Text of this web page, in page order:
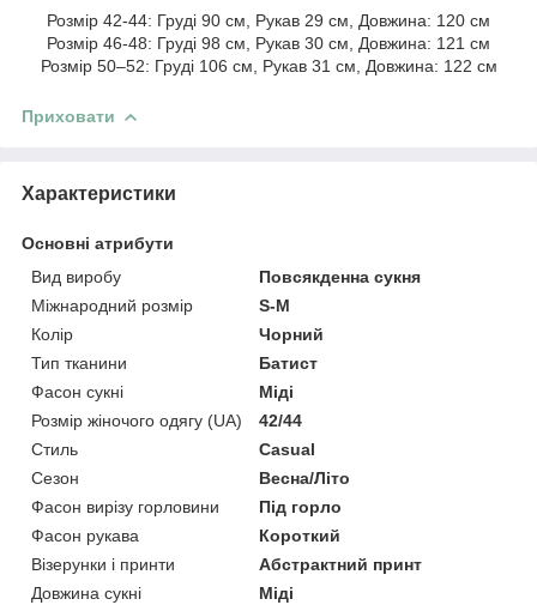
Розмір 42-44: Груді 90 см, Рукав 29 см, Довжина: 120 см
Розмір 46-48: Груді 98 см, Рукав 30 см, Довжина: 121 см
Розмір 50–52: Груді 106 см, Рукав 31 см, Довжина: 122 см
Приховати
Характеристики
Основні атрибути
Вид виробу
Повсякденна сукня
Міжнародний розмір
S-M
Колір
Чорний
Тип тканини
Батист
Фасон сукні
Міді
Розмір жіночого одягу (UA)
42/44
Стиль
Casual
Сезон
Весна/Літо
Фасон вирізу горловини
Під горло
Фасон рукава
Короткий
Візерунки і принти
Абстрактний принт
Довжина сукні
Міді